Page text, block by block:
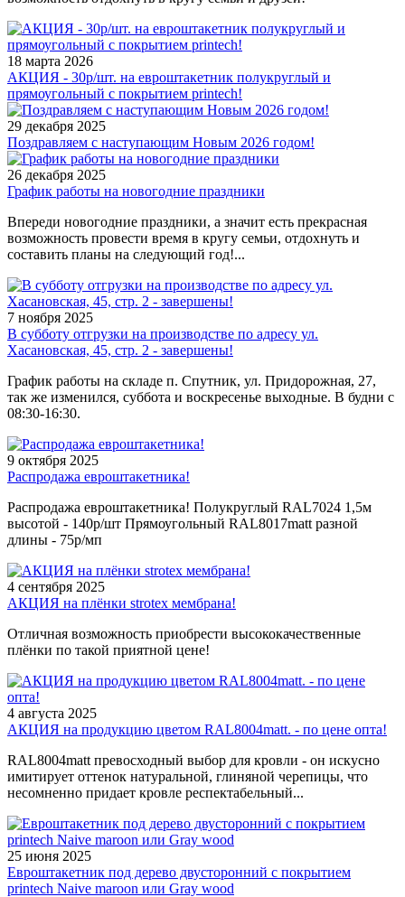
18 марта 2026
АКЦИЯ - 30р/шт. на евроштакетник полукруглый и
прямоугольный с покрытием printech!
29 декабря 2025
Поздравляем с наступающим Новым 2026 годом!
26 декабря 2025
График работы на новогодние праздники
Впереди новогодние праздники, а значит есть прекрасная
возможность провести время в кругу семьи, отдохнуть и
составить планы на следующий год!...
7 ноября 2025
В субботу отгрузки на производстве по адресу ул.
Хасановская, 45, стр. 2 - завершены!
График работы на складе п. Спутник, ул. Придорожная, 27,
так же изменился, суббота и воскресенье выходные. В будни с
08:30-16:30.
9 октября 2025
Распродажа евроштакетника!
Распродажа евроштакетника! Полукруглый RAL7024 1,5м
высотой - 140р/шт Прямоугольный RAL8017matt разной
длины - 75р/мп
4 сентября 2025
АКЦИЯ на плёнки strotex мембрана!
Отличная возможность приобрести высококачественные
плёнки по такой приятной цене!
4 августа 2025
АКЦИЯ на продукцию цветом RAL8004matt. - по цене опта!
RAL8004matt превосходный выбор для кровли - он искусно
имитирует оттенок натуральной, глиняной черепицы, что
несомненно придает кровле респектабельный...
25 июня 2025
Евроштакетник под дерево двусторонний с покрытием
printech Naive maroon или Gray wood